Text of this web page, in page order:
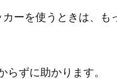
ーを使うときは、も
ずに助かります。